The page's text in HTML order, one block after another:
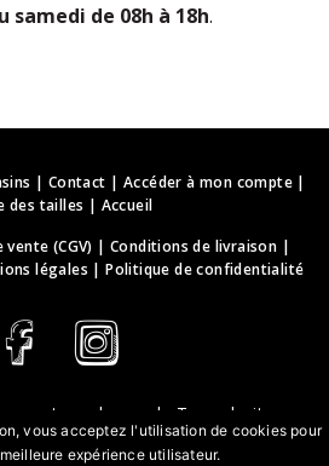
samedi de 08h à 18h.
| Contact | Accéder à mon compte|
des tailles | Accueil
(CGV) |Conditions de livraison |
légales |Politique de confidentialité
cadeaux.ch
. Tous droits
réservés.
vous acceptez l'utilisation de cookies pour
expérience utilisateur.